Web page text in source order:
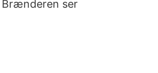
ser